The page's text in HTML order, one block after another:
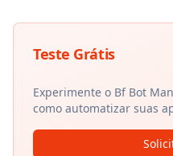
Teste Grátis
Experimente o Bf Bot
como automatizar suas